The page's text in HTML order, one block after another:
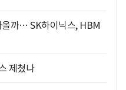
올까… SK하이닉스, HBM
제쳤나